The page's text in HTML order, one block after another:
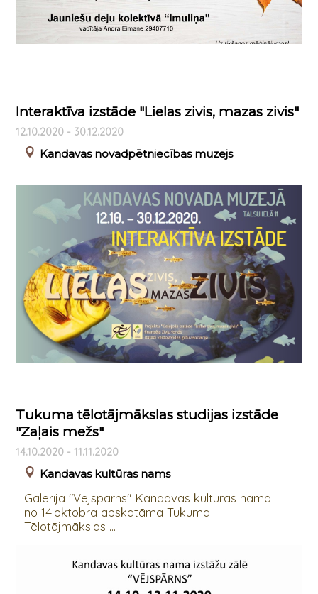
Interaktīva izstāde "Lielas zivis, mazas zivis"
12.10.2020 - 30.12.2020
Kandavas novadpētniecības muzejs
Tukuma tēlotājmākslas studijas izstāde
"Zaļais mežs"
14.10.2020 - 11.11.2020
Kandavas kultūras nams
Galerijā "Vējspārns" Kandavas kultūras namā
no 14.oktobra apskatāma Tukuma
Tēlotājmākslas ...